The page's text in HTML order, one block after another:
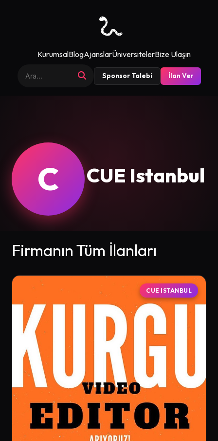
KurumsalBlogAjanslarÜniversitelerBize Ulaşın
Sponsor Talebi İlan Ver
C CUE Istanbul
Firmanın Tüm İlanları
CUE ISTANBUL